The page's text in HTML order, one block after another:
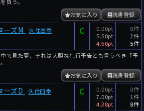
負う。
読書登録
お気に入り
ーズM 久住四季 C
0.00pt
5.50pt
4.60pt
0件
2件
5件
で見た夢、それは大胆な犯行予告とも言うべき「予
読書登録
お気に入り
ーズD 久住四季 C
0.00pt
7.00pt
4.38pt
0件
1件
8件